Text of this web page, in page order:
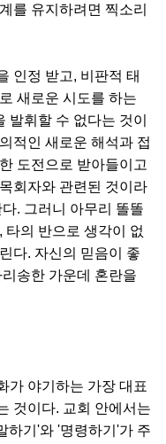
를 유지하려면 찍소리
인정 받고, 비판적 태
새로운 시도를 하는
발휘할 수 없다는 것이
적인 새로운 해석과 접
도전으로 받아들이고
회자와 관련된 것이라
. 그러니 아무리 똘똘
타의 반으로 생각이 없
다. 자신의 믿음이 좋
송한 가운데 혼란을
가 야기하는 가장 대표
것이다. 교회 안에서는
하기'와 '명령하기'가 주